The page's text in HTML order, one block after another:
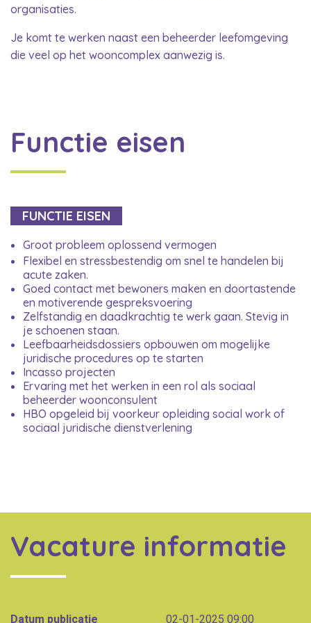
organisaties.
Je komt te werken naast een beheerder leefomgeving
die veel op het wooncomplex aanwezig is.
Functie eisen
FUNCTIE EISEN
Groot probleem oplossend vermogen
Flexibel en stressbestendig om snel te handelen bij
acute zaken.
Goed contact met bewoners maken en doortastende
en motiverende gespreksvoering
Zelfstandig en daadkrachtig te werk gaan. Stevig in
je schoenen staan.
Leefbaarheidsdossiers opbouwen om mogelijke
juridische procedures op te starten
Incasso projecten
Ervaring met het werken in een rol als sociaal
beheerder woonconsulent
HBO opgeleid bij voorkeur opleiding social work of
sociaal juridische dienstverlening
Vacature informatie
Datum publicatie 02-01-2025 09:00